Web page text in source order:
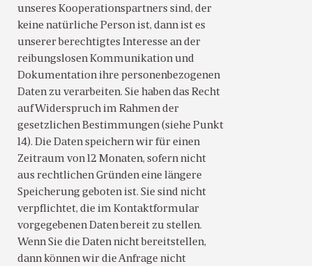
unseres Kooperationspartners sind, der
keine natürliche Person ist, dann ist es
unserer berechtigtes Interesse an der
reibungslosen Kommunikation und
Dokumentation ihre personenbezogenen
Daten zu verarbeiten. Sie haben das Recht
auf Widerspruch im Rahmen der
gesetzlichen Bestimmungen (siehe Punkt
14). Die Daten speichern wir für einen
Zeitraum von 12 Monaten, sofern nicht
aus rechtlichen Gründen eine längere
Speicherung geboten ist. Sie sind nicht
verpflichtet, die im Kontaktformular
vorgegebenen Daten bereit zu stellen.
Wenn Sie die Daten nicht bereitstellen,
dann können wir die Anfrage nicht